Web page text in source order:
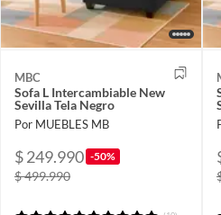
MBC
Sofa L Intercambiable New
Sevilla Tela Negro
Por MUEBLES MB
$ 249.990 -50%
$ 499.990